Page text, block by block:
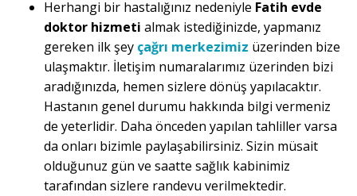
Herhangi bir hastalığınız nedeniyle Fatih evde
doktor hizmeti almak istediğinizde, yapmanız
gereken ilk şey çağrı merkezimiz üzerinden bize
ulaşmaktır. İletişim numaralarımız üzerinden bizi
aradığınızda, hemen sizlere dönüş yapılacaktır.
Hastanın genel durumu hakkında bilgi vermeniz
de yeterlidir. Daha önceden yapılan tahliller varsa
da onları bizimle paylaşabilirsiniz. Sizin müsait
olduğunuz gün ve saatte sağlık kabinimiz
tarafından sizlere randevu verilmektedir.